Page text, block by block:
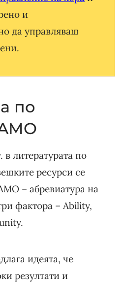
и
да управляваш
по
литературата по
ресурси се
– абревиатура на
фактора – Ability,
идеята, че
резултати и